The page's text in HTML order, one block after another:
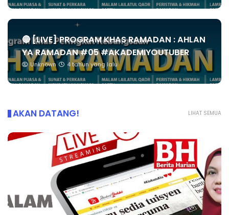
🔴 [LIVE] PROGRAM KHAS RAMADAN : AHLAN
YA RAMADAN #05 #AKADEMIYOUTUBER
Unknown 4 tahun yang lalu
LIHAT SEMUA
AKAN DATANG!